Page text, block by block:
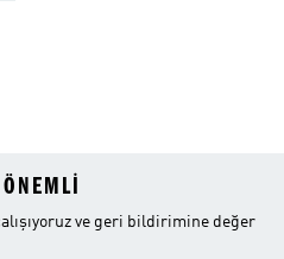
ve geri bildirimine değer